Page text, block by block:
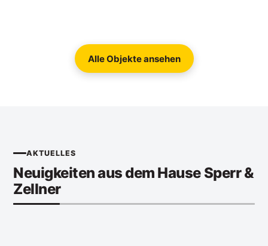
Alle Objekte ansehen
AKTUELLES
Neuigkeiten aus dem Hause Sperr &
Zellner